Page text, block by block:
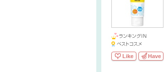
Like Have